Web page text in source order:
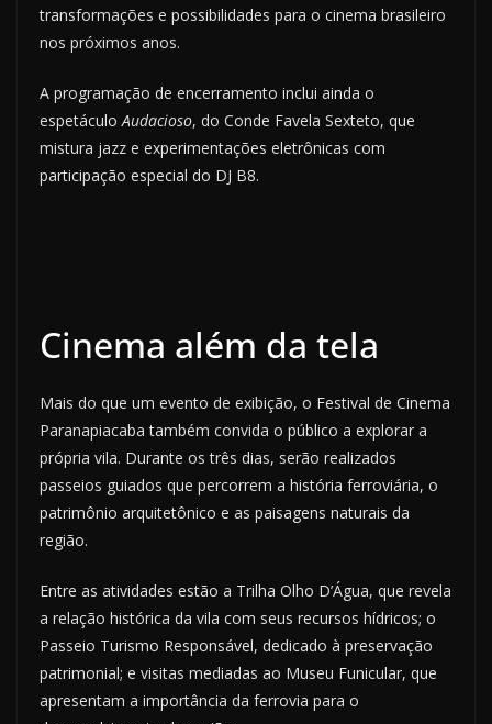
transformações e possibilidades para o cinema brasileiro
nos próximos anos.
A programação de encerramento inclui ainda o
espetáculoAudacioso, do Conde Favela Sexteto, que
mistura jazz e experimentações eletrônicas com
participação especial do DJ B8.
Cinema além da tela
Mais do que um evento de exibição, o Festival de Cinema
Paranapiacaba também convida o público a explorar a
própria vila. Durante os três dias, serão realizados
passeios guiados que percorrem a história ferroviária, o
patrimônio arquitetônico e as paisagens naturais da
região.
Entre as atividades estão a Trilha Olho D’Água, que revela
a relação histórica da vila com seus recursos hídricos; o
Passeio Turismo Responsável, dedicado à preservação
patrimonial; e visitas mediadas ao Museu Funicular, que
apresentam a importância da ferrovia para o